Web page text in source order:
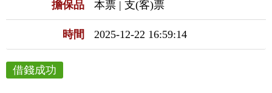
擔保品 本票 | 支(客)票
時間 2025-12-22 16:59:14
借錢成功